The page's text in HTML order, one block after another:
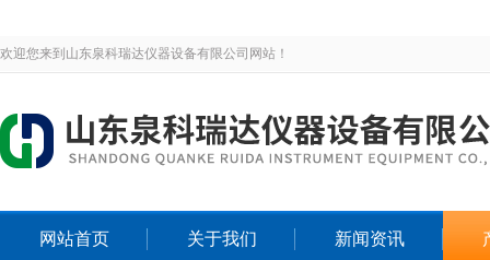
欢迎您来到山东泉科瑞达仪器设备有限公司网站！
网站首页 关于我们 新闻资讯